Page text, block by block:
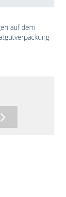
auf dem